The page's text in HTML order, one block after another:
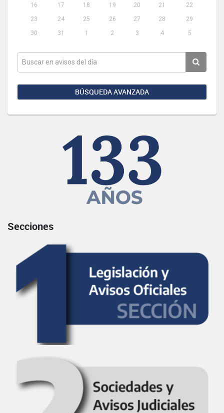
16
17 18 19 20 21
22
23
24 25 26 27 28
29
30
31 1 2 3 4 5
BÚSQUEDA AVANZADA
Secciones